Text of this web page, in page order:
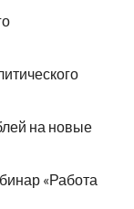
на новые
«Работа